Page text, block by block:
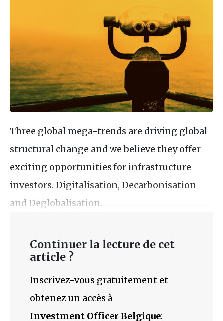
Three global mega-trends are driving global
structural change and we believe they offer
exciting opportunities for infrastructure
investors. Digitalisation, Decarbonisation
and Deglobalisation.
Continuer la lecture de cet
article ?
Inscrivez-vous gratuitement et
obtenez un accès à
Investment Officer Belgique: